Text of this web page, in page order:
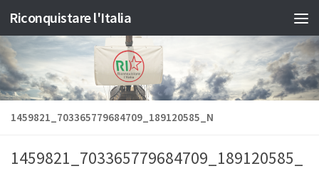
Salta al contenuto
Riconquistare l'Italia
1459821_703365779684709_189120585_N
1459821_703365779684709_189120585_